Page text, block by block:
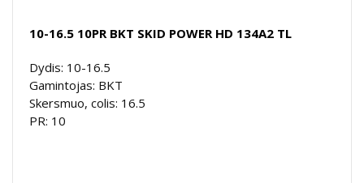
10-16.5 10PR BKT SKID POWER HD 134A2 TL
Dydis: 10-16.5
Gamintojas: BKT
Skersmuo, colis: 16.5
PR: 10